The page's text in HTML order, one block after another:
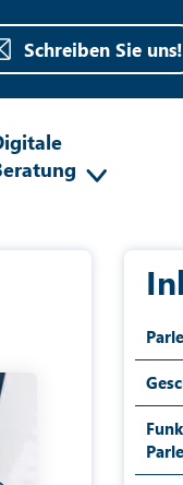
Schreiben Sie uns!